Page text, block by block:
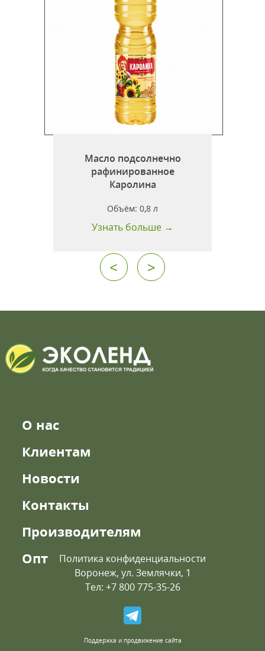
Масло подсолнечно
рафинированное
Каролина
Объём:0,8 л
Узнать больше →
< >
О нас
Клиентам
Новости
Контакты
Производителям
Опт
Политика конфиденциальности
Воронеж, ул. Землячки, 1
Тел: +7 800 775-35-26
Поддержка и продвижение сайта